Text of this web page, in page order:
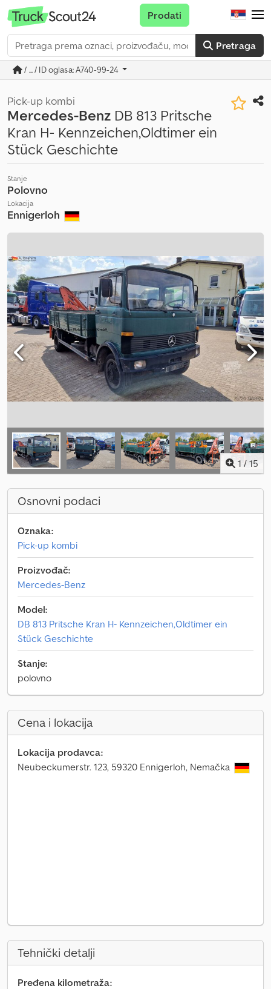
Pretraga
Prodati
/ ... / ID oglasa: A740-99-24
Pick-up kombi
Mercedes-Benz DB 813 Pritsche
Kran H- Kennzeichen,Oldtimer ein
Stück Geschichte
Stanje
Polovno
Lokacija
Ennigerloh
1 / 15
Osnovni podaci
Oznaka:
Pick-up kombi
Proizvođač:
Mercedes-Benz
Model:
DB 813 Pritsche Kran H- Kennzeichen,Oldtimer ein
Stück Geschichte
Stanje:
polovno
Cena i lokacija
Lokacija prodavca:
Neubeckumerstr. 123, 59320 Ennigerloh, Nemačka
Tehnički detalji
Pređena kilometraža: